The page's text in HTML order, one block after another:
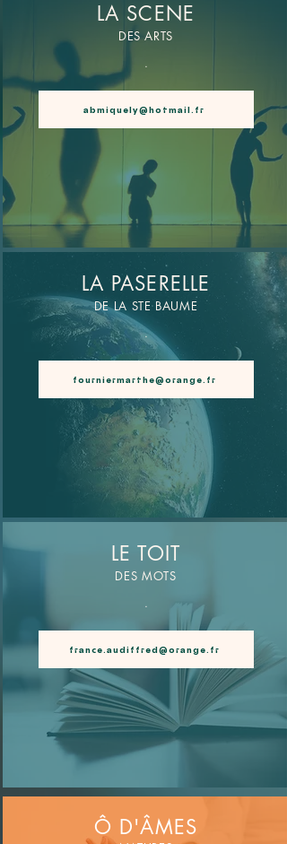
LA SCENE
DES ARTS
.
abmiquely@hotmail.fr
LA PASERELLE
DE LA STE BAUME
.
fourniermarthe@orange.fr
LE TOIT
DES MOTS
.
france.audiffred@orange.fr
Ô D'ÂMES